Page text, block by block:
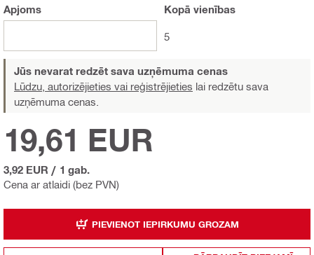
Apjoms Kopā vienības
5
Jūs nevarat redzēt sava uzņēmuma cenas
Lūdzu, autorizējieties vai reģistrējieties lai redzētu sava
uzņēmuma cenas.
Cena ar atlaidi (bez PVN)
19,61 EUR
3,92 EUR / 1 gab.
PIEVIENOT IEPIRKUMU GROZAM